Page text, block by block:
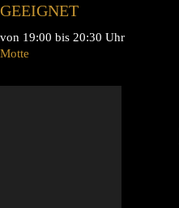
GEEIGNET
von 19:00 bis 20:30 Uhr
Motte